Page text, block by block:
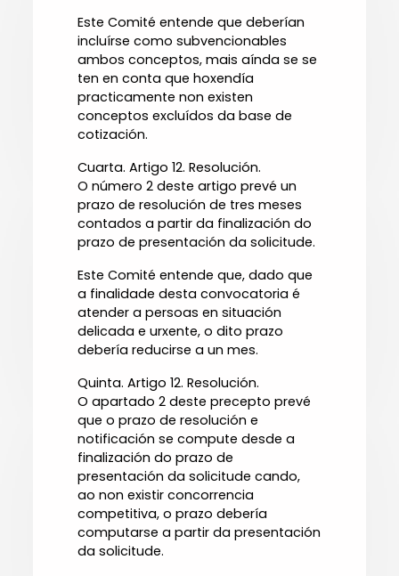
Este Comité entende que deberían
incluírse como subvencionables
ambos conceptos, mais aínda se se
ten en conta que hoxendía
practicamente non existen
conceptos excluídos da base de
cotización.
Cuarta. Artigo 12. Resolución.
O número 2 deste artigo prevé un
prazo de resolución de tres meses
contados a partir da finalización do
prazo de presentación da solicitude.
Este Comité entende que, dado que
a finalidade desta convocatoria é
atender a persoas en situación
delicada e urxente, o dito prazo
debería reducirse a un mes.
Quinta. Artigo 12. Resolución.
O apartado 2 deste precepto prevé
que o prazo de resolución e
notificación se compute desde a
finalización do prazo de
presentación da solicitude cando,
ao non existir concorrencia
competitiva, o prazo debería
computarse a partir da presentación
da solicitude.